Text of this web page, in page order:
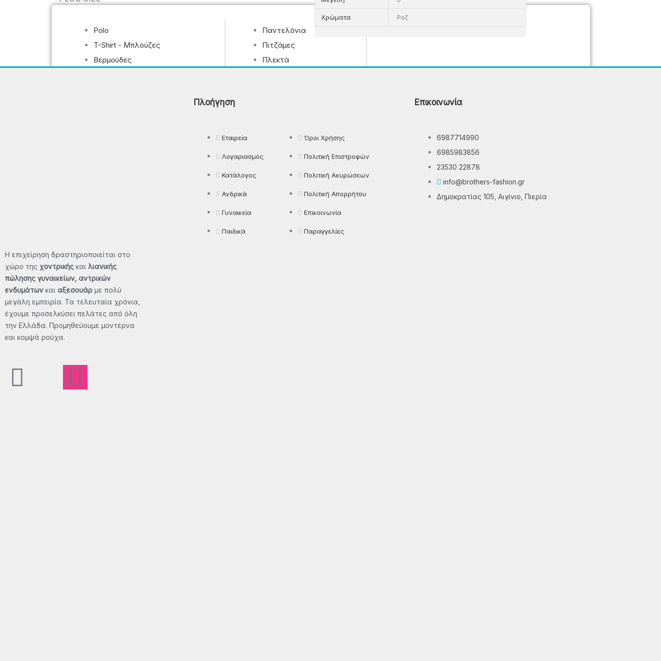
Polo
T-Shirt - Μπλούζες
Βερμούδες
Παντελόνια
Πιτζάμες
Πλεκτά
Χρώματα Ροζ
Η επιχείρηση δραστηριοποιείται στο
χώρο της χοντρικής και λιανικής
πώλησης γυναικείων, αντρικών
ενδυμάτων και αξεσουάρ με πολύ
μεγάλη εμπειρία. Τα τελευταία χρόνια,
έχουμε προσελκύσει πελάτες από όλη
την Ελλάδα. Προμηθεύουμε μοντέρνα
και κομψά ρούχα.
F
I
Πλοήγηση
Εταιρεία
Λογαριασμός
Κατάλογος
Ανδρικά
Γυναικεία
Παιδικά
Όροι Χρήσης
Πολιτική Επιστροφών
Πολιτική Ακυρώσεων
Πολιτική Απορρήτου
Επικοινωνία
Παραγγελίες
Επικοινωνία
6987714990
6985983856
23530 22878
info@brothers-fashion.gr
Δημοκρατίας 105, Αιγίνιο, Πιερία